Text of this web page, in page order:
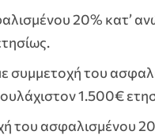
20% κατ’
συμμετοχή του
1.500€
του ασφαλισμένου